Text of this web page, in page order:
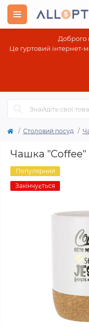
Доброго
Це гуртовий інтернет-
Столовий посуд
Чашка "Coffee"
Популярний
Закінчується